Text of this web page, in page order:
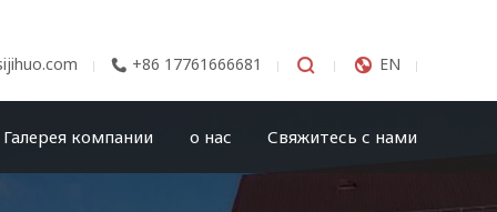
 +86 17761666681   EN
Галерея компании о нас Свяжитесь с нами